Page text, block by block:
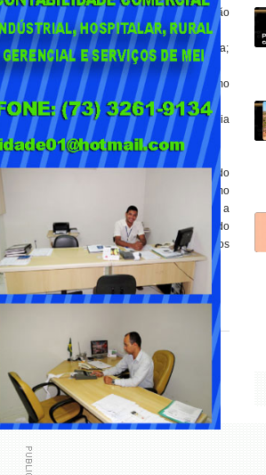
e ao Complexo Integrado de Educação
do programa Minha Casa, Minha Vida;
fundiária (REURB);
Eunapolitano ao governador Jerônimo
para a área da saúde, por meio de parceria
da deputada Cláudia Oliveira.
ressaltou a importância da presença do
uma honra receber o governador Jerônimo
em nossa cidade. Essa vinda reforça a
Estado e o nosso município, representando
nossa população. Estamos dando passos
isso é o povo de Eunápolis."